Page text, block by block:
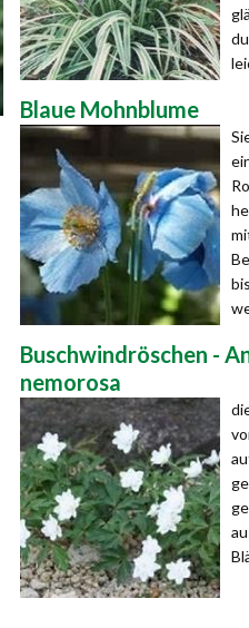
Blaue Mohnblume
Buschwindröschen -
nemorosa